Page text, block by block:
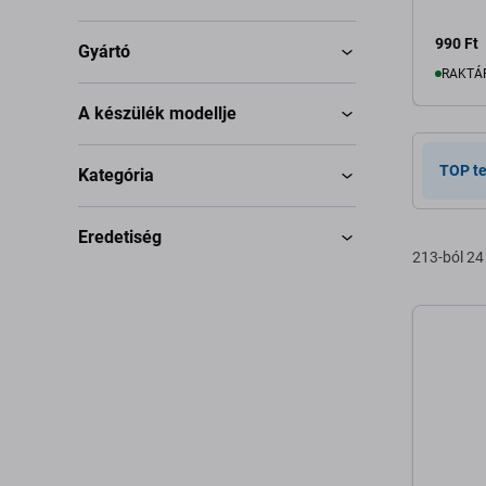
Gyártó
A készülék modellje
Kategória
Eredetiség
990 Ft
TOP
213-ból